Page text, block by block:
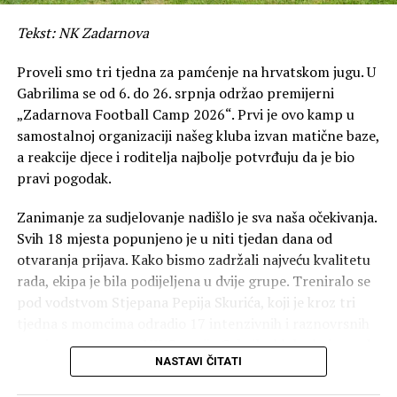
izbornik Arbutina već sada pokušava simulirati
naporan ritam od tri susreta u tri dana na
vremena za odmor i regeneraciju, tako da je doista
sve super. Na okupu smo u kompletnom sastavu,
iako još neke igračice nisu krenule punim
intenzitetom jer su tek odradile rehabilitacije nakon
ozljeda. Uglavnom, što se pripremnih utakmica tiče,
koliko nam je poznato, uskoro bi trebale igrati s
u Švedskoj slijedi i finalna provjera u Latviji.”
Europskom se prvenstvu Josipa jako veseli.“Naravno,
izborile smo se za to kroz kvalifikacije i sada želimo
pokazati da imamo dobar sastav i za veće domete.
sada želimo pokazati više. No, još ima puno vremena
do početka, planove za EP ćemo raditi tek prije puta,
Tekst: NK Zadarnova
Proveli smo tri tjedna za pamćenje na hrvatskom jugu. U
Gabrilima se od 6. do 26. srpnja održao premijerni
„Zadarnova Football Camp 2026“. Prvi je ovo kamp u
samostalnoj organizaciji našeg kluba izvan matične baze,
a reakcije djece i roditelja najbolje potvrđuju da je bio
pravi pogodak.
Zanimanje za sudjelovanje nadišlo je sva naša očekivanja.
Svih 18 mjesta popunjeno je u niti tjedan dana od
otvaranja prijava. Kako bismo zadržali najveću kvalitetu
rada, ekipa je bila podijeljena u dvije grupe. Treniralo se
pod vodstvom Stjepana Pepija Skurića, koji je kroz tri
treninga na terenu NK Croatije Gabrile, klubu kojem od
srca zahvaljujemo jer nam je osigurao teren u
NASTAVI ČITATI